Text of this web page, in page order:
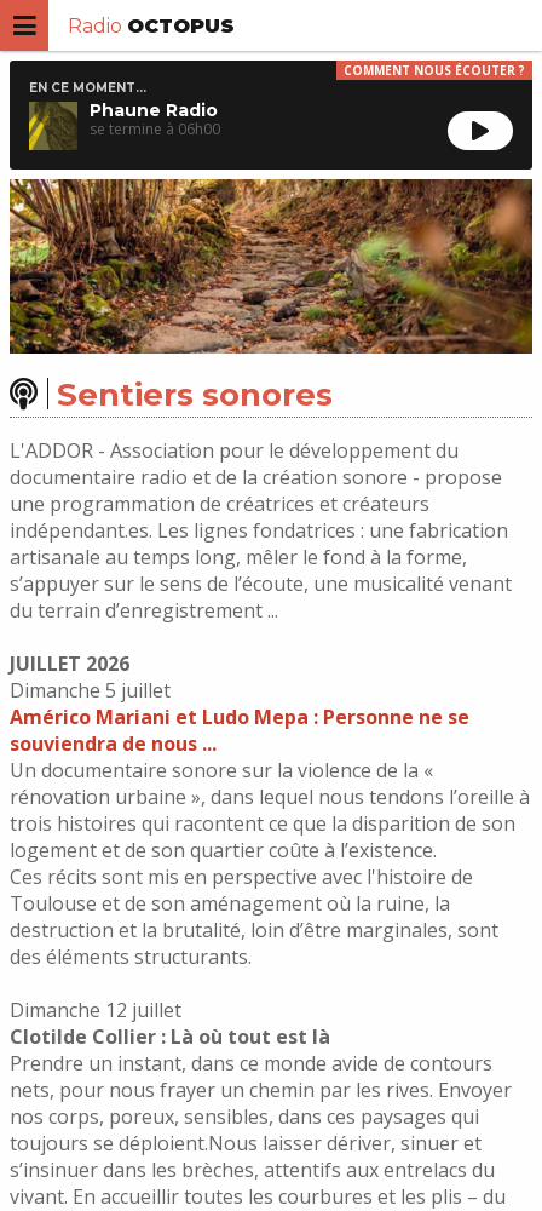
Radio OCTOPUS
COMMENT NOUS ÉCOUTER ?
EN CE MOMENT...
Phaune Radio
06h00
Sentiers sonores
L'ADDOR - Association pour le développement du
documentaire radio et de la création sonore - propose
une programmation de créatrices et créateurs
indépendant.es. Les lignes fondatrices : une fabrication
artisanale au temps long, mêler le fond à la forme,
s’appuyer sur le sens de l’écoute, une musicalité venant
du terrain d’enregistrement ...
JUILLET 2026
Dimanche 5 juillet
Américo Mariani et Ludo Mepa : Personne ne se
souviendra de nous ...
Un documentaire sonore sur la violence de la «
rénovation urbaine », dans lequel nous tendons l’oreille à
trois histoires qui racontent ce que la disparition de son
logement et de son quartier coûte à l’existence.
Ces récits sont mis en perspective avec l'histoire de
Toulouse et de son aménagement où la ruine, la
destruction et la brutalité, loin d’être marginales, sont
des éléments structurants.
Dimanche 12 juillet
Clotilde Collier : Là où tout est là
Prendre un instant, dans ce monde avide de contours
nets, pour nous frayer un chemin par les rives. Envoyer
nos corps, poreux, sensibles, dans ces paysages qui
toujours se déploient.Nous laisser dériver, sinuer et
s’insinuer dans les brèches, attentifs aux entrelacs du
vivant. En accueillir toutes les courbures et les plis – du